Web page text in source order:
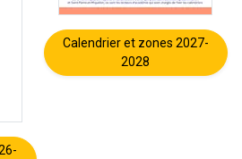
Calendrier et zones 2027-
2028